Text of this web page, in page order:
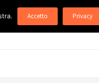
Accetto Privacy